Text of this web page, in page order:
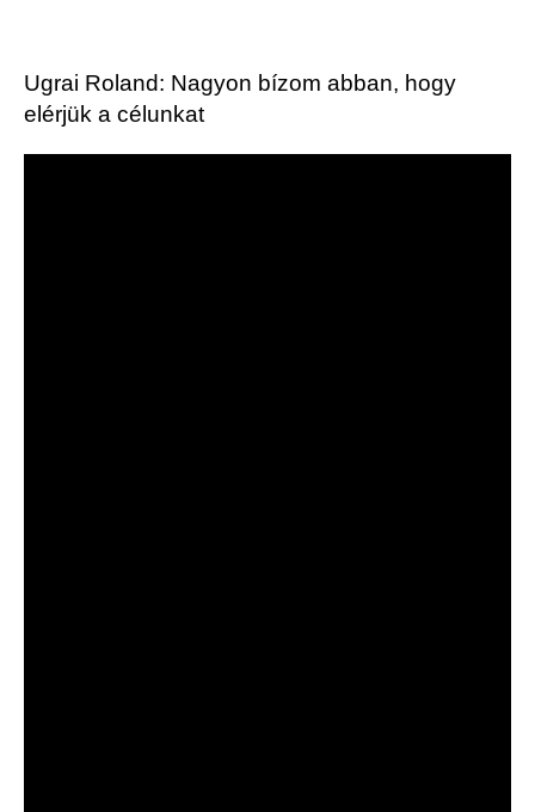
Ugrai Roland: Nagyon bízom abban, hogy
elérjük a célunkat